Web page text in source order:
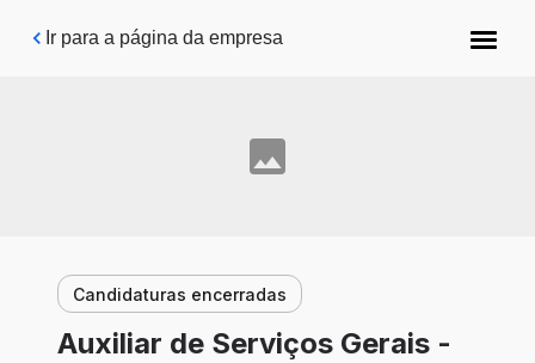
Pular para o conteúdo principal
Ir para a página da empresa
Candidaturas encerradas
Auxiliar de Serviços Gerais -